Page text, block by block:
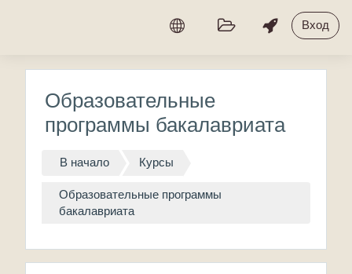
Вход
Образовательные
программы бакалавриата
В начало Курсы
Образовательные программы
бакалавриата